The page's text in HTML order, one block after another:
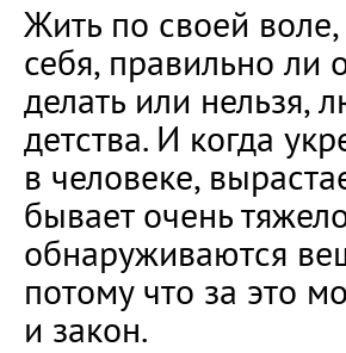
Жить по своей воле,
себя, правильно ли
делать или нельзя,
детства. И когда
в человеке,
бывает очень
обнаруживаются
потому что за это
и закон.